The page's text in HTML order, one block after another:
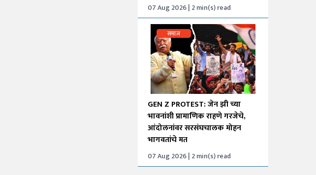
07 Aug 2026 | 2 min(s) read
समाज
GEN Z PROTEST: जेन झी च्या
भावनांशी प्रामाणिक राहणे गरजेचे,
आंदोलनांवर सरसंघचालक मोहन
भागवतांचे मत
07 Aug 2026 | 2 min(s) read